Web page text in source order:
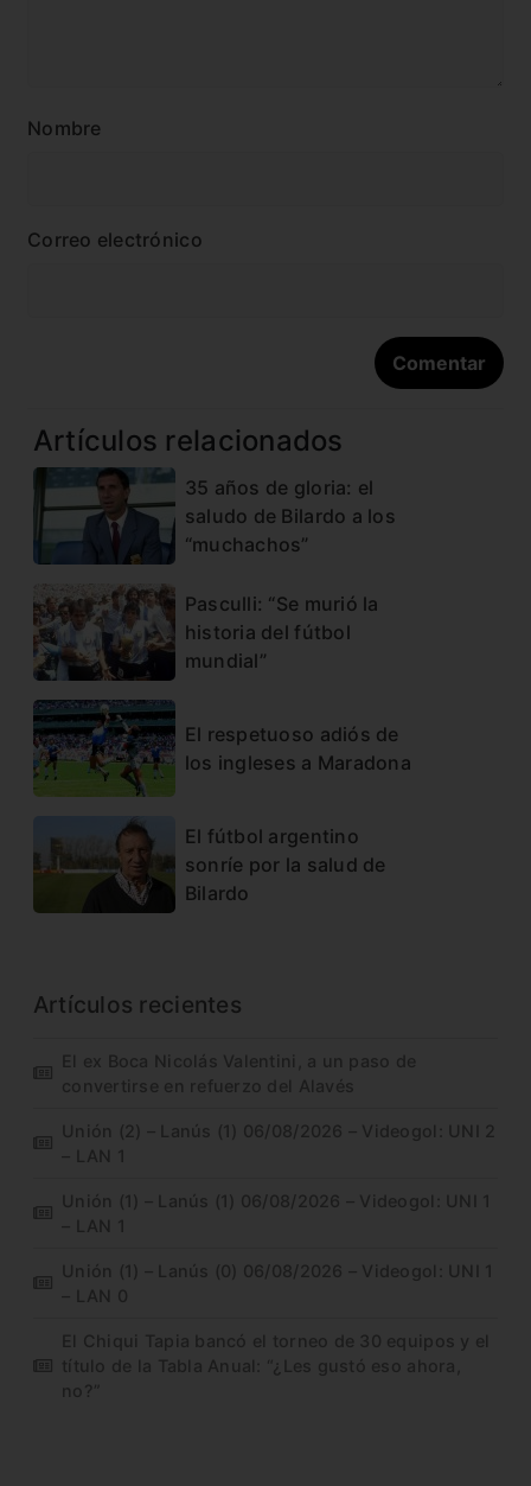
Nombre
Correo electrónico
Artículos relacionados
35 años de gloria: el
saludo de Bilardo a los
“muchachos”
Pasculli: “Se murió la
historia del fútbol
mundial”
El respetuoso adiós de
los ingleses a Maradona
El fútbol argentino
sonríe por la salud de
Bilardo
Artículos recientes
El ex Boca Nicolás Valentini, a un paso de
convertirse en refuerzo del Alavés
Unión (2) – Lanús (1) 06/08/2026 – Videogol: UNI 2
– LAN 1
Unión (1) – Lanús (1) 06/08/2026 – Videogol: UNI 1
– LAN 1
Unión (1) – Lanús (0) 06/08/2026 – Videogol: UNI 1
– LAN 0
El Chiqui Tapia bancó el torneo de 30 equipos y el
título de la Tabla Anual: “¿Les gustó eso ahora,
no?”